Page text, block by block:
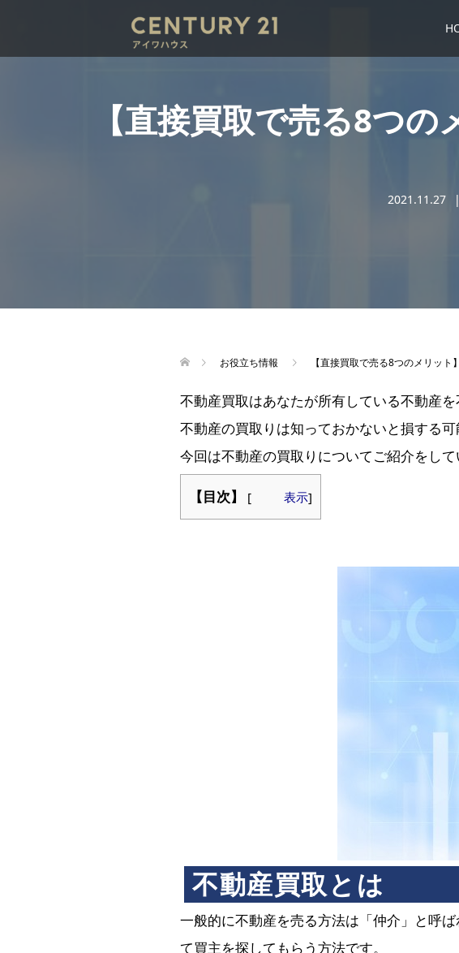
【直接買取で売る8つ
2021.11.27
お役立ち情報 【直接買取で売る8つのメリッ
不動産買取はあなたが所有している不動産
不動産の買取りは知っておかないと損する可
今回は不動産の買取りについてご紹介をして
【目次】 [ 表示]
不動産買取とは
一般的に不動産を売る方法は「仲介」と呼
て買主を探してもらう方法です。